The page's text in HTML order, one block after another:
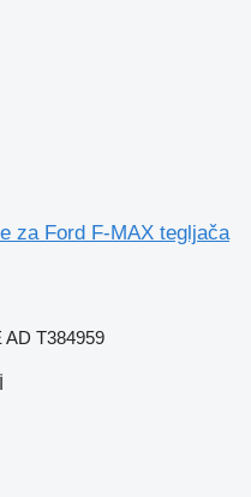
za Ford F-MAX tegljača
AD T384959